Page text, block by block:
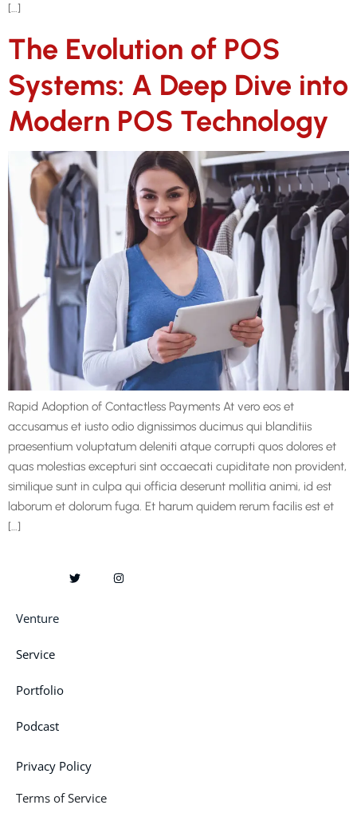
[…]
The Evolution of POS
Systems: A Deep Dive into
Modern POS Technology
Rapid Adoption of Contactless Payments At vero eos et
accusamus et iusto odio dignissimos ducimus qui blanditiis
praesentium voluptatum deleniti atque corrupti quos dolores et
quas molestias excepturi sint occaecati cupiditate non provident,
similique sunt in culpa qui officia deserunt mollitia animi, id est
laborum et dolorum fuga. Et harum quidem rerum facilis est et
[…]
Venture
Service
Portfolio
Podcast
Privacy Policy
Terms of Service